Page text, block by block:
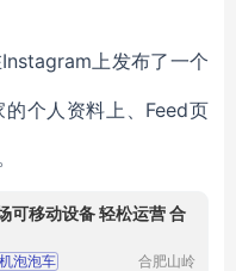
Instagram上发布了一个
个人资料上、Feed页
可移动设备 轻松运营 合
泡泡车
合肥山岭